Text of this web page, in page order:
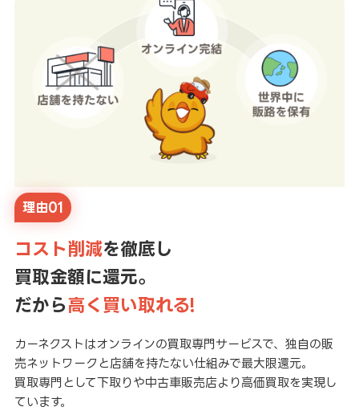
理由01
コスト削減を徹底し
買取金額に還元。
だから高く買い取れる!
カーネクストはオンラインの買取専門サービスで、独自の販
売ネットワークと店舗を持たない仕組みで最大限還元。
買取専門として下取りや中古車販売店より高価買取を実現し
ています。